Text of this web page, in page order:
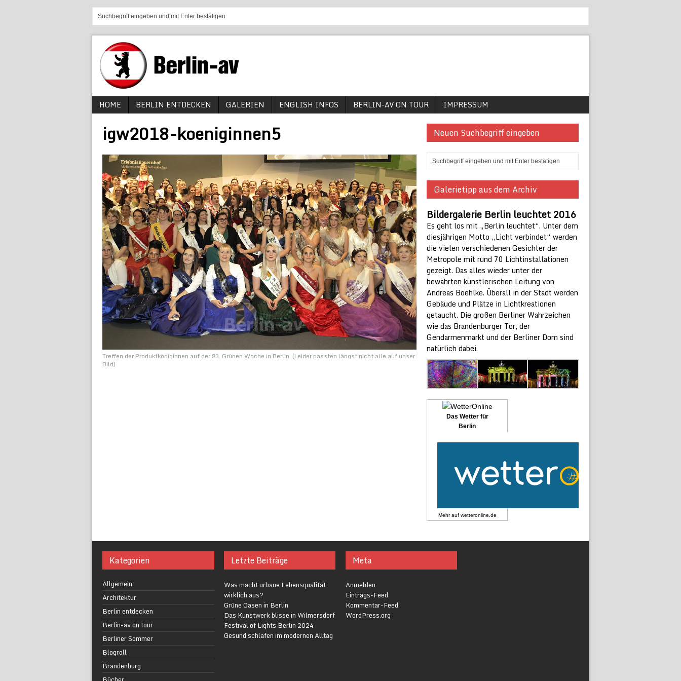
HOME BERLIN ENTDECKEN GALERIEN ENGLISH INFOS BERLIN-AV ON TOUR IMPRESSUM
igw2018-koeniginnen5
Treffen der Produktköniginnen auf der 83. Grünen Woche in Berlin. (Leider passten längst nicht alle auf unser
Bild)
Neuen Suchbegriff eingeben
Galerietipp aus dem Archiv
Bildergalerie Berlin leuchtet 2016
Es geht los mit „Berlin leuchtet“. Unter dem
diesjährigen Motto „Licht verbindet“ werden
die vielen verschiedenen Gesichter der
Metropole mit rund 70 Lichtinstallationen
gezeigt. Das alles wieder unter der
bewährten künstlerischen Leitung von
Andreas Boehlke. Überall in der Stadt werden
Gebäude und Plätze in Lichtkreationen
getaucht. Die großen Berliner Wahrzeichen
wie das Brandenburger Tor, der
Gendarmenmarkt und der Berliner Dom sind
natürlich dabei.
Das Wetter für
Berlin
Mehr auf wetteronline.de
Kategorien
Allgemein
Architektur
Berlin entdecken
Berlin-av on tour
Berliner Sommer
Blogroll
Brandenburg
Letzte Beiträge
Was macht urbane Lebensqualität
wirklich aus?
Grüne Oasen in Berlin
Das Kunstwerk blisse in Wilmersdorf
Festival of Lights Berlin 2024
Gesund schlafen im modernen Alltag
Meta
Anmelden
Eintrags-Feed
Kommentar-Feed
WordPress.org